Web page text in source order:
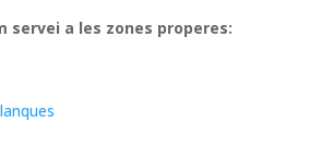
servei a les zones properes: